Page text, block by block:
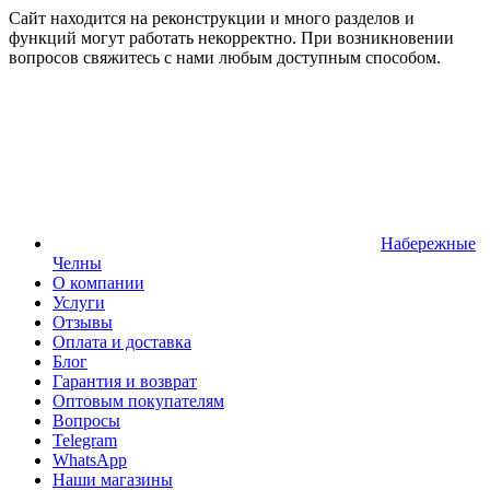
Сайт находится на реконструкции и много разделов и
функций могут работать некорректно. При возникновении
вопросов свяжитесь с нами любым доступным способом.
Набережные
Челны
О компании
Услуги
Отзывы
Оплата и доставка
Блог
Гарантия и возврат
Оптовым покупателям
Вопросы
Telegram
WhatsApp
Наши магазины